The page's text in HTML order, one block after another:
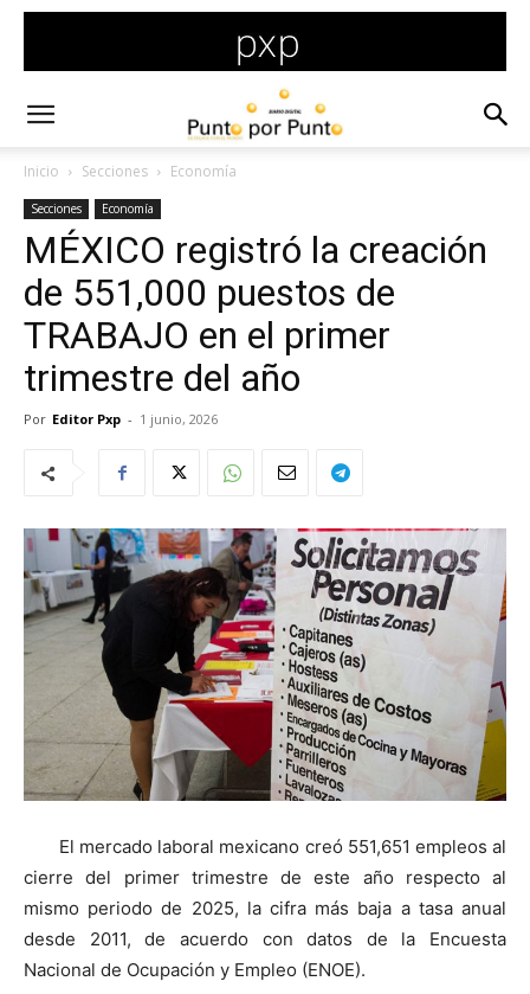
Inicio Secciones Economía
Secciones Economía
MÉXICO registró la creación
de 551,000 puestos de
TRABAJO en el primer
trimestre del año
Por Editor Pxp - 1 junio, 2026
El mercado laboral mexicano creó 551,651 empleos al
cierre del primer trimestre de este año respecto al
mismo periodo de 2025, la cifra más baja a tasa anual
desde 2011, de acuerdo con datos de la Encuesta
Nacional de Ocupación y Empleo (ENOE).